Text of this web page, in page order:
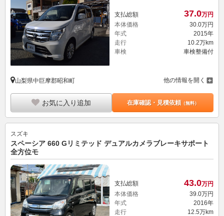
支払総額 37.0万円
本体価格
30.0万円
年式
2015年
走行
10.2万km
車検
車検整備付
山梨県中巨摩郡昭和町 他の情報を開く
お気に入り追加 在庫確認・見積依頼（無料）
スズキ
スペーシア 660 Gリミテッド デュアルカメラブレーキサポート
全方位モ
支払総額 43.0万円
本体価格
39. 0万円
年式
2016年
走行
12.5万km